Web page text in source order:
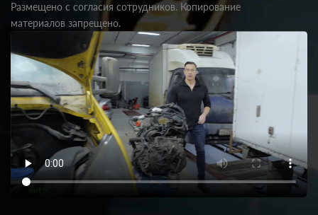
Размещено с согласия сотрудников. Копирование
материалов запрещено.